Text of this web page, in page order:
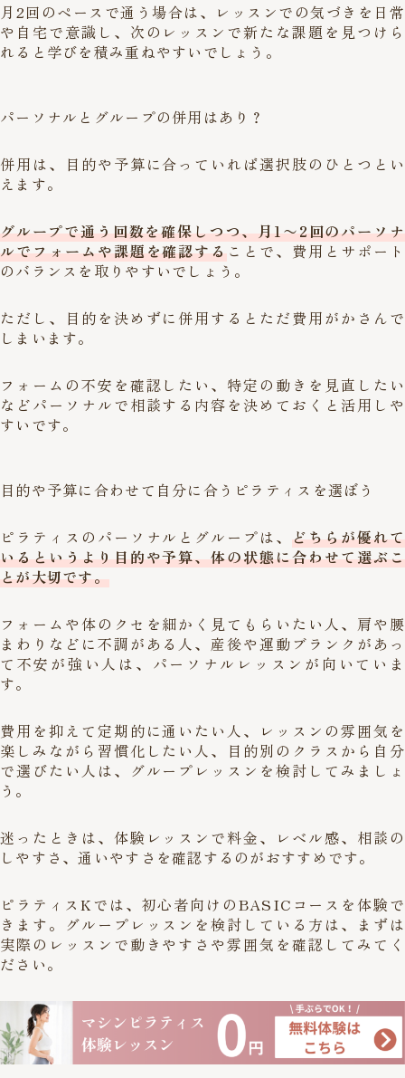
月2回のペースで通う場合は、レッスンでの気づきを日常
や自宅で意識し、次のレッスンで新たな課題を見つけら
れると学びを積み重ねやすいでしょう。
パーソナルとグループの併用はあり？
併用は、目的や予算に合っていれば選択肢のひとつとい
えます。
グループで通う回数を確保しつつ、月1〜2回のパーソナ
ルでフォームや課題を確認することで、費用とサポート
のバランスを取りやすいでしょう。
ただし、目的を決めずに併用するとただ費用がかさんで
しまいます。
フォームの不安を確認したい、特定の動きを見直したい
などパーソナルで相談する内容を決めておくと活用しや
すいです。
目的や予算に合わせて自分に合うピラティスを選ぼう
ピラティスのパーソナルとグループは、どちらが優れて
いるというより目的や予算、体の状態に合わせて選ぶこ
とが大切です。
フォームや体のクセを細かく見てもらいたい人、肩や腰
まわりなどに不調がある人、産後や運動ブランクがあっ
て不安が強い人は、パーソナルレッスンが向いていま
す。
費用を抑えて定期的に通いたい人、レッスンの雰囲気を
楽しみながら習慣化したい人、目的別のクラスから自分
で選びたい人は、グループレッスンを検討してみましょ
う。
迷ったときは、体験レッスンで料金、レベル感、相談の
しやすさ、通いやすさを確認するのがおすすめです。
ピラティスKでは、初心者向けのBASICコースを体験で
きます。グループレッスンを検討している方は、まずは
実際のレッスンで動きやすさや雰囲気を確認してみてく
ださい。